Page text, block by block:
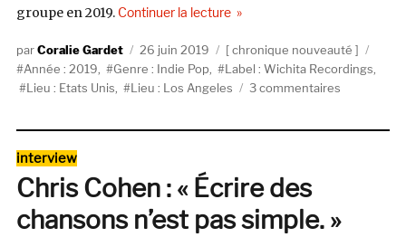
groupe en 2019. Continuer la lecturede « Froth, Duress (Wichita
AuteurCoralie Gardet
Publié
le
26 juin 2019 Catégories
chronique nouveauté
Année : 2019, Genre : Indie Pop, Label : Wichita Recordings,
Lieu : Etats Unis, Lieu : Los Angeles 3 commentaires
Catégories
interview
Chris Cohen : « Écrire des
chansons n’est pas simple. »